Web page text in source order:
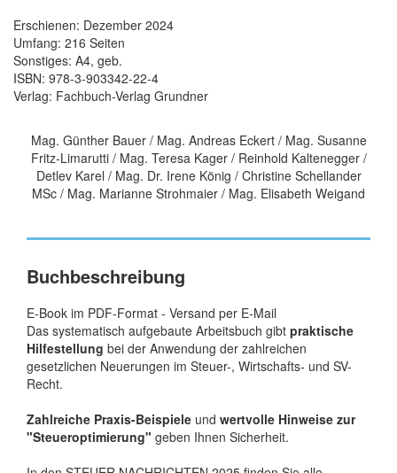
Erschienen: Dezember 2024
Umfang: 216 Seiten
Sonstiges: A4, geb.
ISBN: 978-3-903342-22-4
Verlag: Fachbuch-Verlag Grundner
Mag. Günther Bauer / Mag. Andreas Eckert / Mag. Susanne
Fritz-Limarutti / Mag. Teresa Kager / Reinhold Kaltenegger /
Detlev Karel / Mag. Dr. Irene König / Christine Schellander
MSc / Mag. Marianne Strohmaier / Mag. Elisabeth Weigand
Buchbeschreibung
E-Book im PDF-Format - Versand per E-Mail
Das systematisch aufgebaute Arbeitsbuch gibt praktische
Hilfestellung bei der Anwendung der zahlreichen
gesetzlichen Neuerungen im Steuer-, Wirtschafts- und SV-
Recht.
Zahlreiche Praxis-Beispiele und wertvolle Hinweise zur
"Steueroptimierung" geben Ihnen Sicherheit.